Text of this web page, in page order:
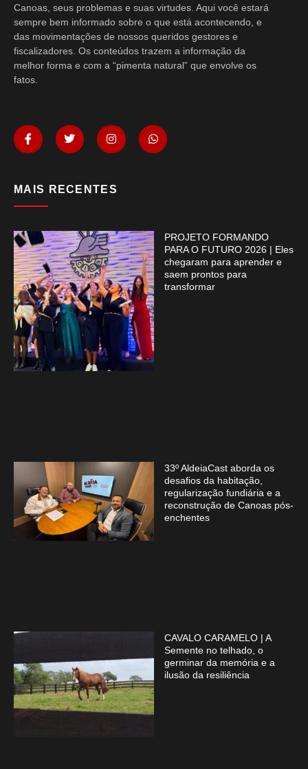
Canoas, seus problemas e suas virtudes. Aqui você estará
sempre bem informado sobre o que está acontecendo, e
das movimentações de nossos queridos gestores e
fiscalizadores. Os conteúdos trazem a informação da
melhor forma e com a “pimenta natural” que envolve os
fatos.
MAIS RECENTES
PROJETO FORMANDO
PARA O FUTURO 2026 | Eles
chegaram para aprender e
saem prontos para
transformar
33º AldeiaCast aborda os
desafios da habitação,
regularização fundiária e a
reconstrução de Canoas pós-
enchentes
CAVALO CARAMELO | A
Semente no telhado, o
germinar da memória e a
ilusão da resiliência